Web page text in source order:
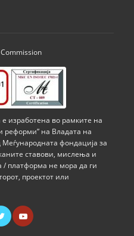
изработена во рамките на
реформи” на Владата на
фондација за
ставови, мислења и
платформа не мора да ги
проектот или